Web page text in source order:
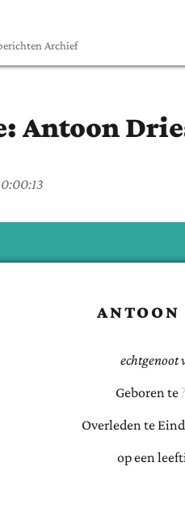
Archief
Antoon
ANTOON
echtgenoot
Geboren te
Overleden te
op een